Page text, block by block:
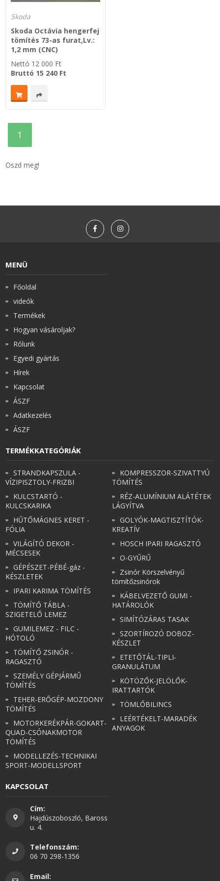
TEHER-ERŐGÉP-MOZDONY TÖMÍTÉS
SIMÍTÓZÁRAS TASAK
TÖMLŐBILINCS
Skoda
Skoda Octávia hengerfej
tömítés 73-as furat,Lv.:
1,2 mm (CNC)
Nettó 12 000 Ft
Bruttó 15 240 Ft
1
Oszd meg!
MENÜ
Főoldal
videók
Termékek
Hogyan vásároljak?
Rólunk
Egyedi gyártás
Hírek
Kapcsolat
ÁSZF
Adatkezelés
ÁSZF
TERMÉKKATEGÓRIÁK
STRANDKAPSZULA -
VÍZIPISZTOLY-FRIZBI
KULCSTARTÓ -
KULCSKARIKA
HŰTŐMÁGNES KERET -
FÓLIA
VILÁGÍTÓ DEKOR -
MÉCSESEK
GÉPÉSZET-PÉBÉ-gáz -
KÉSZLETEK
IPARI KARIMA TÖMÍTÉS
TÖMÍTŐ TÁBLA -
SZIGETELŐ LEMEZ
GUMILEMEZ - FILC -
HÓTOLÓ
TÖMÍTŐ ZSINÓR -
RAGASZTÓ
SZEMÉLY GÉPJÁRMŰ
TÖMÍTÉS
TEHER-ERŐGÉP-MOZDONY
TÖMÍTÉS
MOTORKERÉKPÁR-GOKART-
QUAD-CSÓNAKMOTOR
TÖMÍTÉS
MODELLEZÉS-TECHNIKAI
SPORT-MODELLSPORT
KOMPRESSZOR-SZIVATTYÚ
TÖMÍTÉS
RÉZ-ALUMÍNIUM ALÁTÉTEK
LÁGYÍTVA
GOLYÓK-MAGTISZTÍTÓK-
KREATÍV
HOSCH IPARI RAGASZTÓ
O-GYŰRŰ
Zsinór Körszelvényű
tömítőzsinórok
KÁBELVEZETŐ GUMI -
HATÁROLÓK
SIMÍTÓZÁRAS TASAK
SZORTÍROZÓ DOBOZ-
KÉSZLET
ETETŐTÁL-TIPLI-
GRANULÁTUM
KÖTÖZŐK-JELÖLŐK-
IRATTARTÓK
TÖMLŐBILINCS
LEÉRTÉKELT-MARADÉK
ANYAGOK
KAPCSOLAT
Cím:
Hajdúszoboszló, Baross
u. 4.
Telefonszám:
06 70 298-1356
Email: